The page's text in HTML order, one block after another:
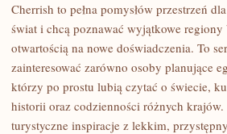
SINGAPUR
Cherrish to pełna pomysłów przestrzeń
świat i chcą poznawać wyjątkowe
otwartością na nowe doświadczenia. To
zainteresować zarówno osoby planujące
którzy po prostu lubią czytać o świecie,
historii oraz codzienności różnych krajów.
turystyczne inspiracje z lekkim,